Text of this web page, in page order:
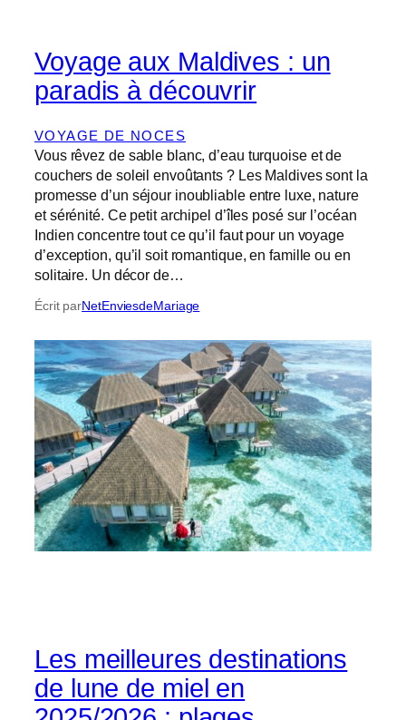
Voyage aux Maldives : un
paradis à découvrir
VOYAGE DE NOCES
Vous rêvez de sable blanc, d’eau turquoise et de
couchers de soleil envoûtants ? Les Maldives sont la
promesse d’un séjour inoubliable entre luxe, nature
et sérénité. Ce petit archipel d’îles posé sur l’océan
Indien concentre tout ce qu’il faut pour un voyage
d’exception, qu’il soit romantique, en famille ou en
solitaire. Un décor de…
Écrit parNetEnviesdeMariage
Les meilleures destinations
de lune de miel en